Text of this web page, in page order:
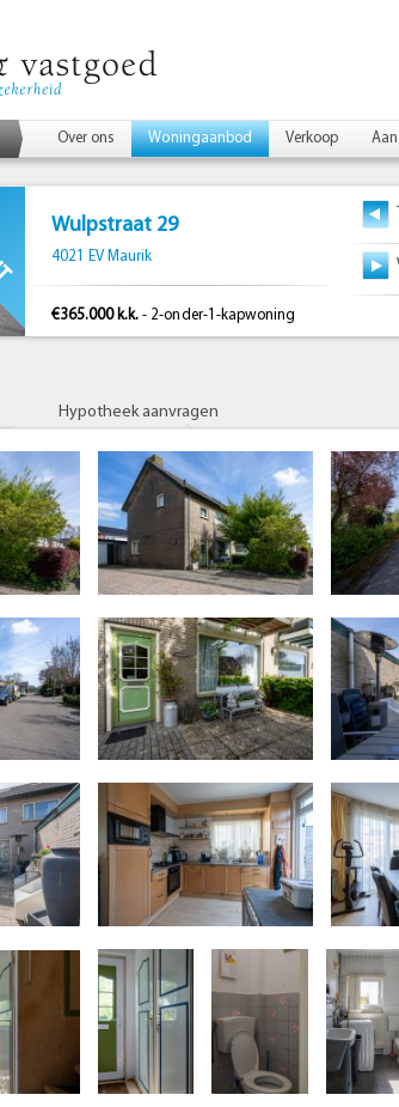
Over ons Woningaanbod Verkoop
Wulpstraat 29
4021 EV Maurik
€365.000 k.k. - 2-onder-1-kapwoning
Hypotheek aanvragen